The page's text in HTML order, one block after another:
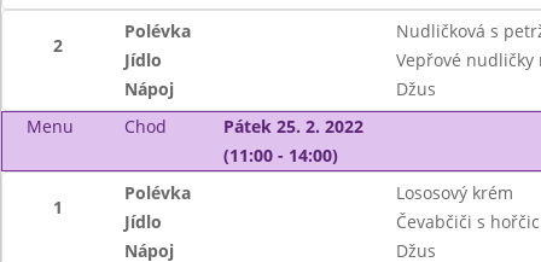
2
Polévka
Nudličková s
Jídlo
Vepřové
Nápoj
Džus
Menu
Chod
Pátek 25. 2. 2022
(11:00 - 14:00)
1
Polévka
Lososový krém
Jídlo
Čevabčiči s
Nápoj
Džus